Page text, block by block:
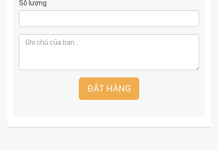
Số lượng
ĐẶT HÀNG